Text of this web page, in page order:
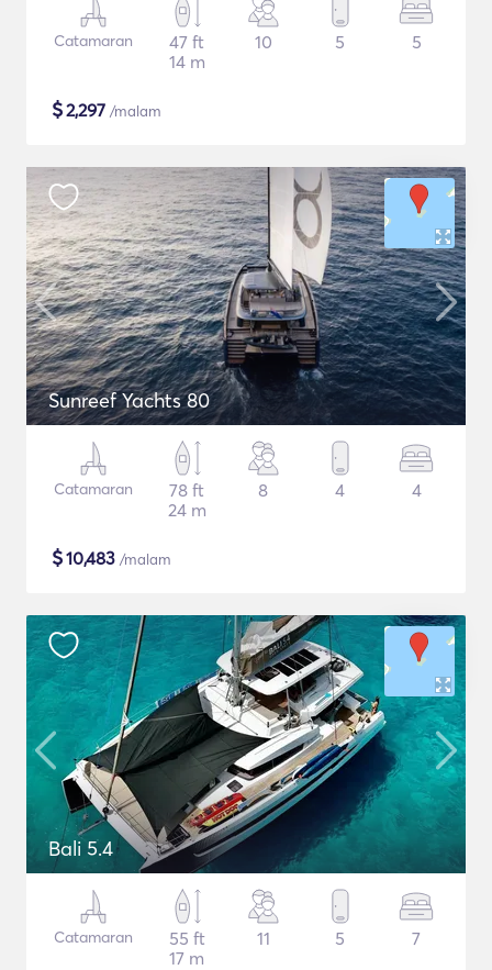
Catamaran
47 ft
14 m
10 5 5
$2,297 /malam
Sunreef Yachts 80
Catamaran
78 ft
24 m
8 4 4
$10,483 /malam
Bali 5.4
Catamaran
55 ft
17 m
11 5 7